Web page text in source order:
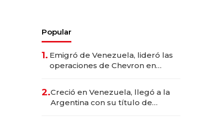
Popular
1. Emigró de Venezuela, lideró las
operaciones de Chevron en
2.Creció en Venezuela, llegó a la
Argentina con su título de